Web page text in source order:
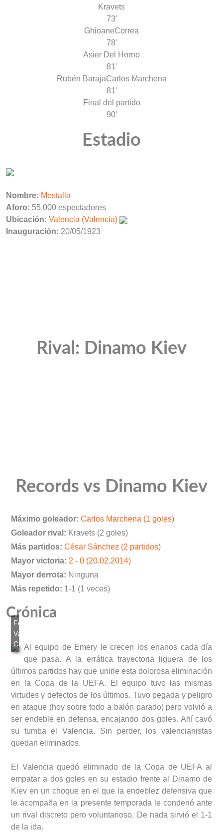
Kravets
73'
GhioaneCorrea
78'
Asier Del Horno
81'
Rubén BarajaCarlos Marchena
81'
Final del partido
90'
Estadio
Nombre: Mestalla
Aforo: 55.000 espectadores
Ubicación: Valencia (Valencia)
Inauguración: 20/05/1923
Rival: Dinamo Kiev
Records vs Dinamo Kiev
Máximo goleador: Carlos Marchena (1 goles)
Goleador rival: Kravets (2 goles)
Más partidos: César Sánchez (2 partidos)
Mayor victoria: 2 - 0 (20.02.2014)
Mayor derrota: Ninguna
Más repetido: 1-1 (1 veces)
Crónica
Al equipo de Emery le crecen los enanos cada día
que pasa. A la errática trayectoria liguera de los
últimos partidos hay que unirle esta dolorosa eliminación
en la Copa de la UEFA. El equipo tuvo las mismas
virtudes y defectos de los últimos. Tuvo pegada y peligro
en ataque (hoy sobre todo a balón parado) pero volvió a
ser endeble en defensa, encajando dos goles. Ahí cavó
su tumba el Valencia. Sin perder, los valencianistas
quedan eliminados.
El Valencia quedó eliminado de la Copa de UEFA al
empatar a dos goles en su estadio frente al Dinamo de
Kiev en un choque en el que la endeblez defensiva que
le acompaña en la presente temporada le condenó ante
un rival discreto pero voluntarioso. De nada sirvió el 1-1
de la ida.